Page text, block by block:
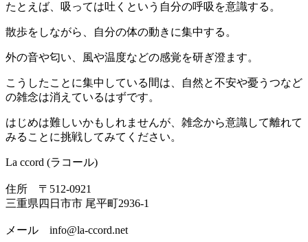
たとえば、吸っては吐くという自分の呼吸を意識する。
散歩をしながら、自分の体の動きに集中する。
外の音や匂い、風や温度などの感覚を研ぎ澄ます。
こうしたことに集中している間は、自然と不安や憂うつなど
の雑念は消えているはずです。
はじめは難しいかもしれませんが、雑念から意識して離れて
みることに挑戦してみてください。
La ccord (ラコール)
住所 〒512-0921
三重県四日市市 尾平町2936-1
メール info@la-ccord.net